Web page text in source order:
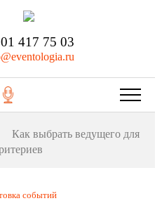
417 75 03
Как выбрать ведущего для
событий